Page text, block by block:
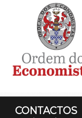
CONTACTOS